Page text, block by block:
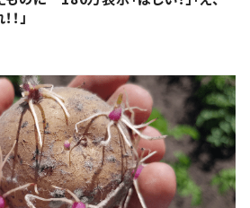
！」